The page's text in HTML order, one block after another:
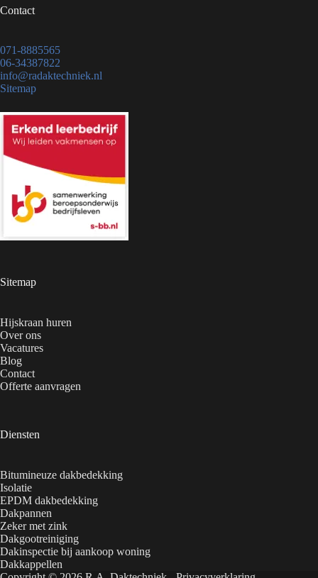
Contact
071-8885565
06-34387822
info@radaktechniek.nl
Sitemap
Sitemap
Hijskraan huren
Over ons
Vacatures
Blog
Contact
Offerte aanvragen
Diensten
Bitumineuze dakbedekking
Isolatie
EPDM dakbedekking
Dakpannen
Zeker met zink
Dakgootreiniging
Dakinspectie bij aankoop woning
Dakkappellen